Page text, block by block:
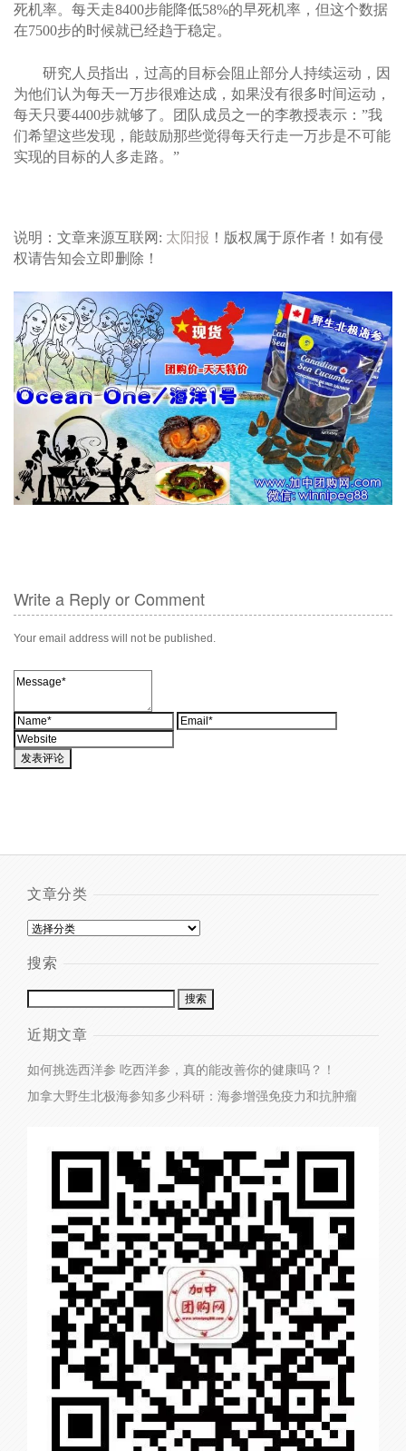
死机率。每天走8400步能降低58%的早死机率，但这个数据
在7500步的时候就已经趋于稳定。
研究人员指出，过高的目标会阻止部分人持续运动，因
为他们认为每天一万步很难达成，如果没有很多时间运动，
每天只要4400步就够了。团队成员之一的李教授表示：”我
们希望这些发现，能鼓励那些觉得每天行走一万步是不可能
实现的目标的人多走路。”
说明：文章来源互联网: 太阳报 ！版权属于原作者！如有侵
权请告知会立即删除！
Write a Reply or Comment
Your email address will not be published.
文章分类
搜索
近期文章
如何挑选西洋参 吃西洋参，真的能改善你的健康吗？！
加拿大野生北极海参知多少科研：海参增强免疫力和抗肿瘤